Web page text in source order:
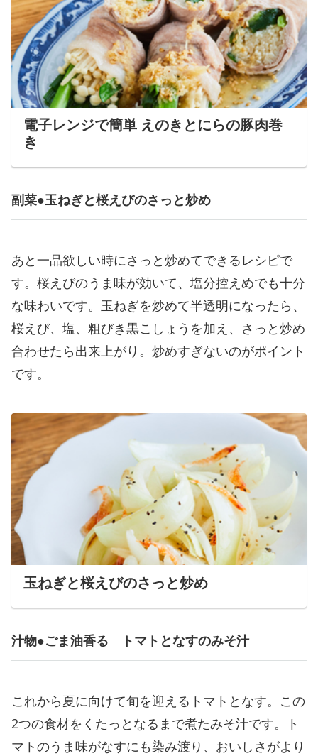
電子レンジで簡単 えのきとにらの豚肉巻
き
副菜●玉ねぎと桜えびのさっと炒め
あと一品欲しい時にさっと炒めてできるレシピで
す。桜えびのうま味が効いて、塩分控えめでも十分
な味わいです。玉ねぎを炒めて半透明になったら、
桜えび、塩、粗びき黒こしょうを加え、さっと炒め
合わせたら出来上がり。炒めすぎないのがポイント
です。
玉ねぎと桜えびのさっと炒め
汁物●ごま油香る トマトとなすのみそ汁
これから夏に向けて旬を迎えるトマトとなす。この
2つの食材をくたっとなるまで煮たみそ汁です。ト
マトのうま味がなすにも染み渡り、おいしさがより